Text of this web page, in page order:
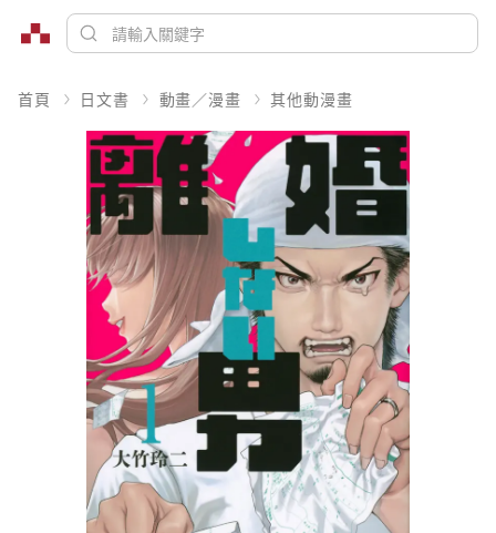
首頁 日文書 動畫／漫畫 其他動漫畫